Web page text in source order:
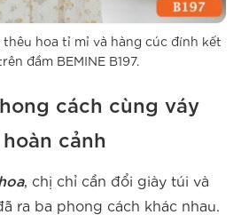
hoa tỉ mỉ và hàng cúc đính kết
đầm BEMINE B197.
cách cùng váy
cảnh
, chị chỉ cần đổi giày túi và
ra ba phong cách khác nhau.